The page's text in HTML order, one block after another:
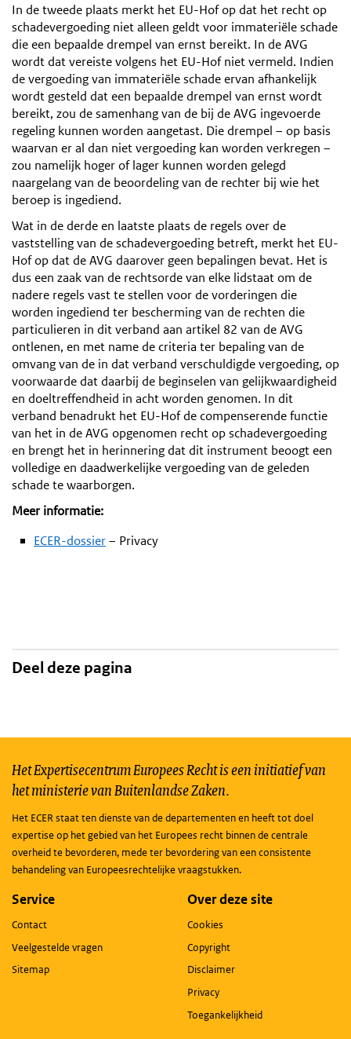
In de tweede plaats merkt het EU-Hof op dat het recht op
schadevergoeding niet alleen geldt voor immateriële schade
die een bepaalde drempel van ernst bereikt. In de AVG
wordt dat vereiste volgens het EU-Hof niet vermeld. Indien
de vergoeding van immateriële schade ervan afhankelijk
wordt gesteld dat een bepaalde drempel van ernst wordt
bereikt, zou de samenhang van de bij de AVG ingevoerde
regeling kunnen worden aangetast. Die drempel – op basis
waarvan er al dan niet vergoeding kan worden verkregen –
zou namelijk hoger of lager kunnen worden gelegd
naargelang van de beoordeling van de rechter bij wie het
beroep is ingediend.
Wat in de derde en laatste plaats de regels over de
vaststelling van de schadevergoeding betreft, merkt het EU-
Hof op dat de AVG daarover geen bepalingen bevat. Het is
dus een zaak van de rechtsorde van elke lidstaat om de
nadere regels vast te stellen voor de vorderingen die
worden ingediend ter bescherming van de rechten die
particulieren in dit verband aan artikel 82 van de AVG
ontlenen, en met name de criteria ter bepaling van de
omvang van de in dat verband verschuldigde vergoeding, op
voorwaarde dat daarbij de beginselen van gelijkwaardigheid
en doeltreffendheid in acht worden genomen. In dit
verband benadrukt het EU-Hof de compenserende functie
van het in de AVG opgenomen recht op schadevergoeding
en brengt het in herinnering dat dit instrument beoogt een
volledige en daadwerkelijke vergoeding van de geleden
schade te waarborgen.
Meer informatie:
ECER-dossier– Privacy
Deel deze pagina
Het Expertisecentrum Europees Recht is een initiatief van
het ministerie van Buitenlandse Zaken.
Het ECER staat ten dienste van de departementen en heeft tot doel
expertise op het gebied van het Europees recht binnen de centrale
overheid te bevorderen, mede ter bevordering van een consistente
behandeling van Europeesrechtelijke vraagstukken.
Service
Contact
Veelgestelde vragen
Sitemap
Over deze site
Cookies
Copyright
Disclaimer
Privacy
Toegankelijkheid